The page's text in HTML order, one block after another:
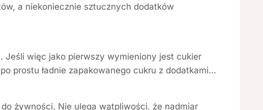
a niekoniecznie sztucznych dodatków
Jeśli więc jako pierwszy wymieniony jest cukier
prostu ładnie zapakowanego cukru z dodatkami…
do żywności. Nie ulega wątpliwości, że nadmiar